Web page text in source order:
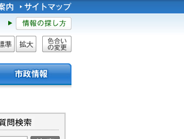
ズ
準 拡大
色合い